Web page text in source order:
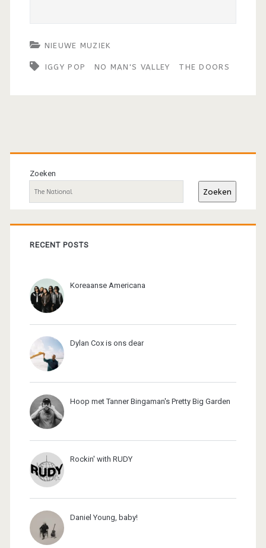
NIEUWE MUZIEK
IGGY POP NO MAN'S VALLEY THE DOORS
Primaire
sidebar
Zoeken
Zoeken
RECENT POSTS
Koreaanse Americana
Dylan Cox is ons dear
Hoop met Tanner Bingaman's Pretty Big Garden
Rockin' with RUDY
Daniel Young, baby!